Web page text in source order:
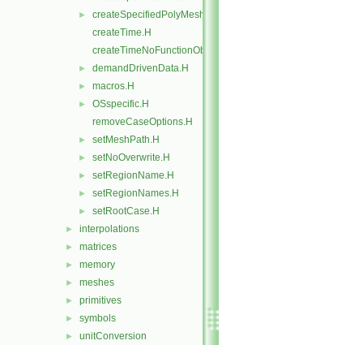
►
createSpecifiedPolyMesh.H
createTime.H
createTimeNoFunctionObjects.H
► demandDrivenData.H
► macros.H
►
OSspecific.H
removeCaseOptions.H
► setMeshPath.H
► setNoOverwrite.H
► setRegionName.H
► setRegionNames.H
► setRootCase.H
► interpolations
► matrices
► memory
► meshes
► primitives
► symbols
► unitConversion